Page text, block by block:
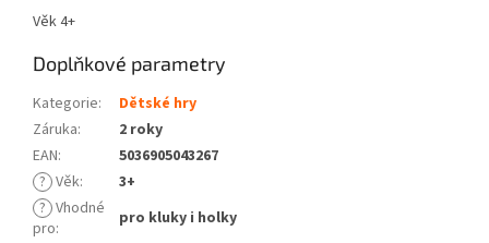
Věk 4+
Doplňkové parametry
Kategorie:
Dětské hry
Záruka:
2 roky
EAN:
5036905043267
? Věk:
3+
? Vhodné
pro:
pro kluky i holky